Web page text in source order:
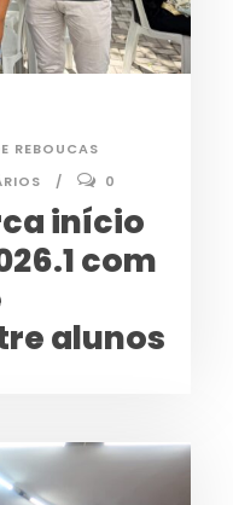
REBOUCAS
0
início
com
alunos